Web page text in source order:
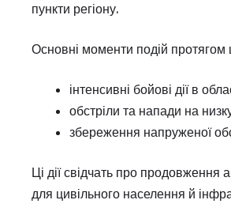
пункти регіону.
Основні моменти подій протягом
інтенсивні бойові дії в
обстріли та напади на
збереження напруженої
Ці дії свідчать про продовження
для цивільного населення й